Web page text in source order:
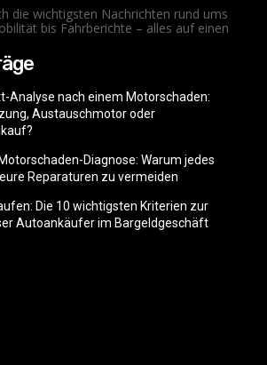
die wichtigsten Nachrichten rund ums
bis Fahrberichte – alles auf einen
Analyse nach einem Motorschaden:
Austauschmotor oder
Diagnose: Warum jedes
Reparaturen zu vermeiden
Die 10 wichtigsten Kriterien zur
Autoankäufer im Bargeldgeschäft